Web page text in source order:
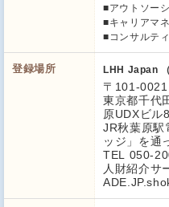
■アウトソー
■キャリアマ
■コンサルテ
登録場所 LHH Japan （
〒101-0021
東京都千代
原UDXビル
JR秋葉原駅
ッジ」を通
TEL 050-
人財紹介